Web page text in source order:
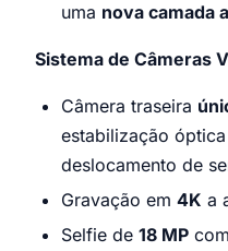
uma nova camada
Sistema de Câmeras
Câmera traseira
estabilização
deslocamento de
Gravação em 4K a
Selfie de 18 MP